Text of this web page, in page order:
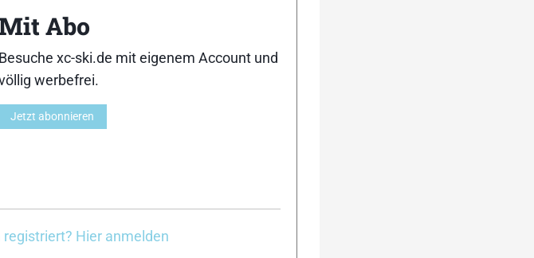
29
Abo
Besuche xc-ski.de mit eigenem Account und
werbefrei.
Jetzt abonnieren
registriert? Hier anmelden